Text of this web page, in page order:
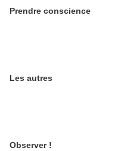
Prendre conscience
Les autres
Observer !